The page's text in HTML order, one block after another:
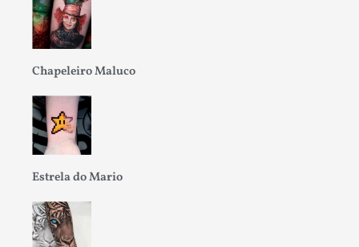
Chapeleiro Maluco
Estrela do Mario